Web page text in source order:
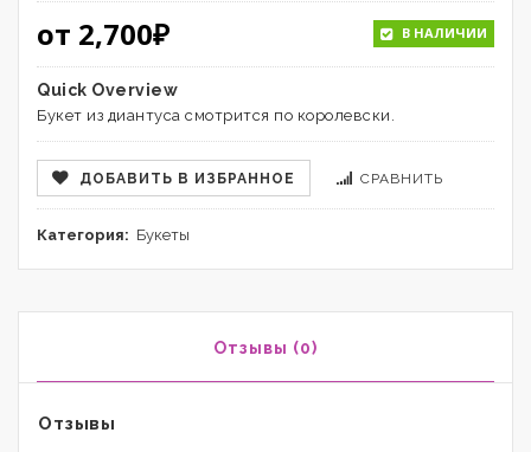
от 2,700₽ В НАЛИЧИИ
Quick Overview
Букет из диантуса смотрится по королевски.
ДОБАВИТЬ В ИЗБРАННОЕ СРАВНИТЬ
Категория: Букеты
Отзывы (0)
Отзывы